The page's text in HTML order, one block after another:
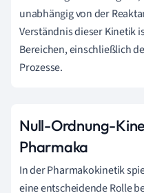
unabhängig von der
Verständnis dieser Kinetik
Bereichen, einschließlich
Prozesse.
Null-Ordnung-
Pharmaka
In der Pharmakokinetik
eine entscheidende Rolle